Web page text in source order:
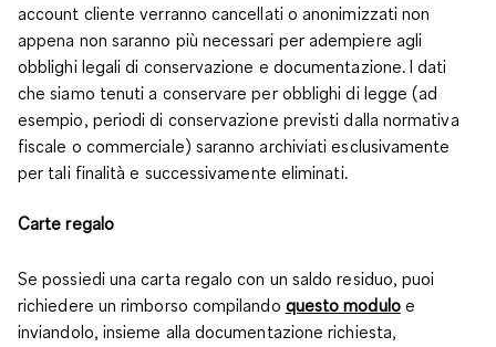
account cliente verranno cancellati o anonimizzati non
appena non saranno più necessari per adempiere agli
obblighi legali di conservazione e documentazione. I dati
che siamo tenuti a conservare per obblighi di legge (ad
esempio, periodi di conservazione previsti dalla normativa
fiscale o commerciale) saranno archiviati esclusivamente
per tali finalità e successivamente eliminati.
Carte regalo
Se possiedi una carta regalo con un saldo residuo, puoi
richiedere un rimborso compilando questo moduloe
inviandolo, insieme alla documentazione richiesta,